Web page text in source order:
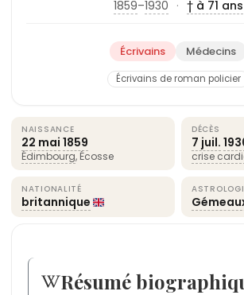
1859–1930 · † à 71 ans
Écrivains Médecins
Écrivains de roman policier
NAISSANCE
22 mai 1859
Édimbourg, Écosse
DÉCÈS
7 juil.
crise
NATIONALITÉ
britannique
Résumé